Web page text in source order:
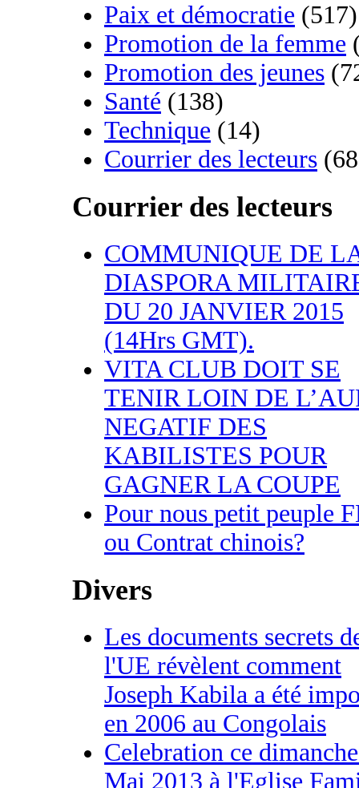
Paix et démocratie (517)
Promotion de la femme
Promotion des jeunes
Santé (138)
Technique (14)
Courrier des lecteurs
Courrier des lecteurs
COMMUNIQUE DE
DIASPORA
DU 20 JANVIER 2015
(14Hrs GMT).
VITA CLUB DOIT SE
TENIR LOIN DE
NEGATIF DES
KABILISTES POUR
GAGNER LA COUPE
Pour nous petit peuple
ou Contrat chinois?
Divers
Les documents secrets
l'UE révèlent comment
Joseph Kabila a été
en 2006 au Congolais
Celebration ce
Mai 2013 à l'Eglise